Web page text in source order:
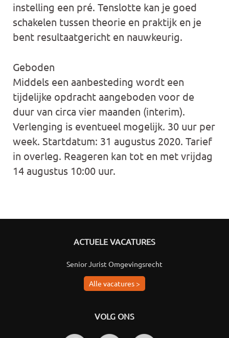
instelling een pré. Tenslotte kan je goed
schakelen tussen theorie en praktijk en je
bent resultaatgericht en nauwkeurig.
Geboden
Middels een aanbesteding wordt een
tijdelijke opdracht aangeboden voor de
duur van circa vier maanden (interim).
Verlenging is eventueel mogelijk. 30 uur per
week. Startdatum: 31 augustus 2020. Tarief
in overleg. Reageren kan tot en met vrijdag
14 augustus 10:00 uur.
ACTUELE VACATURES
Senior Jurist Omgevingsrecht
Alle vacatures >
VOLG ONS